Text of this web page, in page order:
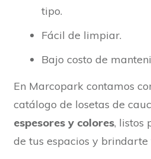
tipo.
Fácil de limpiar.
Bajo costo de
En Marcopark contamos
catálogo de losetas de
espesores y colores, listos
de tus espacios y brindarte